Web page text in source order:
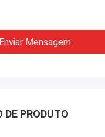
Enviar Mensagem
DE PRODUTO